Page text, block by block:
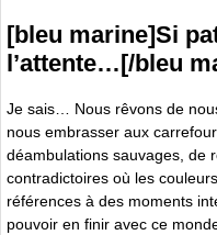
[bleu marine]Si
l’attente…[/bleu
Je sais… Nous rêvons de
nous embrasser aux
déambulations sauvages, de
contradictoires où les
références à des moments
pouvoir en finir avec ce